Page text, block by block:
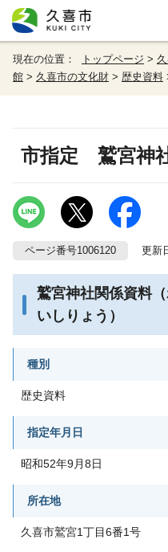
現在の位置： トップページ >
館 > 久喜市の文化財 > 歴史資料
市指定 鷲宮神
ページ番号1006120 更新
鷲宮神社関係資料
いしりょう）
種別
歴史資料
指定年月日
昭和52年9月8日
所在地
久喜市鷲宮1丁目6番1号